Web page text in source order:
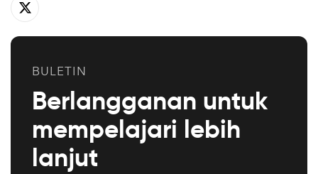
BULETIN
Berlangganan untuk
mempelajari lebih
lanjut